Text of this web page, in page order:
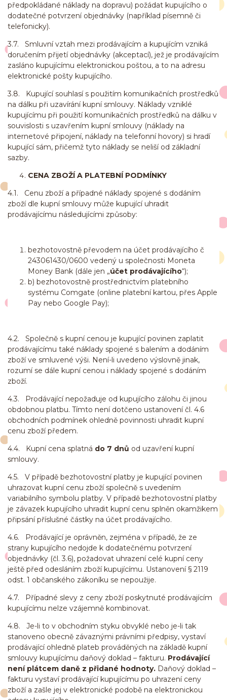
předpokládané náklady na dopravu) požádat kupujícího o
dodatečné potvrzení objednávky (například písemně či
telefonicky).
3.7. Smluvní vztah mezi prodávajícím a kupujícím vzniká
doručením přijetí objednávky (akceptací), jež je prodávajícím
zasláno kupujícímu elektronickou poštou, a to na adresu
elektronické pošty kupujícího.
3.8. Kupující souhlasí s použitím komunikačních prostředků
na dálku při uzavírání kupní smlouvy. Náklady vzniklé
kupujícímu při použití komunikačních prostředků na dálku v
souvislosti s uzavřením kupní smlouvy (náklady na
internetové připojení, náklady na telefonní hovory) si hradí
kupující sám, přičemž tyto náklady se neliší od základní
sazby.
CENA ZBOŽÍ A PLATEBNÍ PODMÍNKY
4.1. Cenu zboží a případné náklady spojené s dodáním
zboží dle kupní smlouvy může kupující uhradit
prodávajícímu následujícími způsoby:
bezhotovostně převodem na účet prodávajícího č
243061430/0600 vedený u společnosti Moneta
Money Bank (dále jen „účet prodávajícího“);
b) bezhotovostně prostřednictvím platebního
systému Comgate (online platební kartou, přes Apple
Pay nebo Google Pay);
4.2. Společně s kupní cenou je kupující povinen zaplatit
prodávajícímu také náklady spojené s balením a dodáním
zboží ve smluvené výši. Není-li uvedeno výslovně jinak,
rozumí se dále kupní cenou i náklady spojené s dodáním
zboží.
4.3. Prodávající nepožaduje od kupujícího zálohu či jinou
obdobnou platbu. Tímto není dotčeno ustanovení čl. 4.6
obchodních podmínek ohledně povinnosti uhradit kupní
cenu zboží předem.
4.4. Kupní cena splatná do 7 dnů od uzavření kupní
smlouvy.
4.5. V případě bezhotovostní platby je kupující povinen
uhrazovat kupní cenu zboží společně s uvedením
variabilního symbolu platby. V případě bezhotovostní platby
je závazek kupujícího uhradit kupní cenu splněn okamžikem
připsání příslušné částky na účet prodávajícího.
4.6. Prodávající je oprávněn, zejména v případě, že ze
strany kupujícího nedojde k dodatečnému potvrzení
objednávky (čl. 3.6), požadovat uhrazení celé kupní ceny
ještě před odesláním zboží kupujícímu. Ustanovení § 2119
odst. 1 občanského zákoníku se nepoužije.
4.7. Případné slevy z ceny zboží poskytnuté prodávajícím
kupujícímu nelze vzájemně kombinovat.
4.8. Je-li to v obchodním styku obvyklé nebo je-li tak
stanoveno obecně závaznými právními předpisy, vystaví
prodávající ohledně plateb prováděných na základě kupní
smlouvy kupujícímu daňový doklad – fakturu. Prodávající
není plátcem daně z přidané hodnoty. Daňový doklad –
fakturu vystaví prodávající kupujícímu po uhrazení ceny
zboží a zašle jej v elektronické podobě na elektronickou